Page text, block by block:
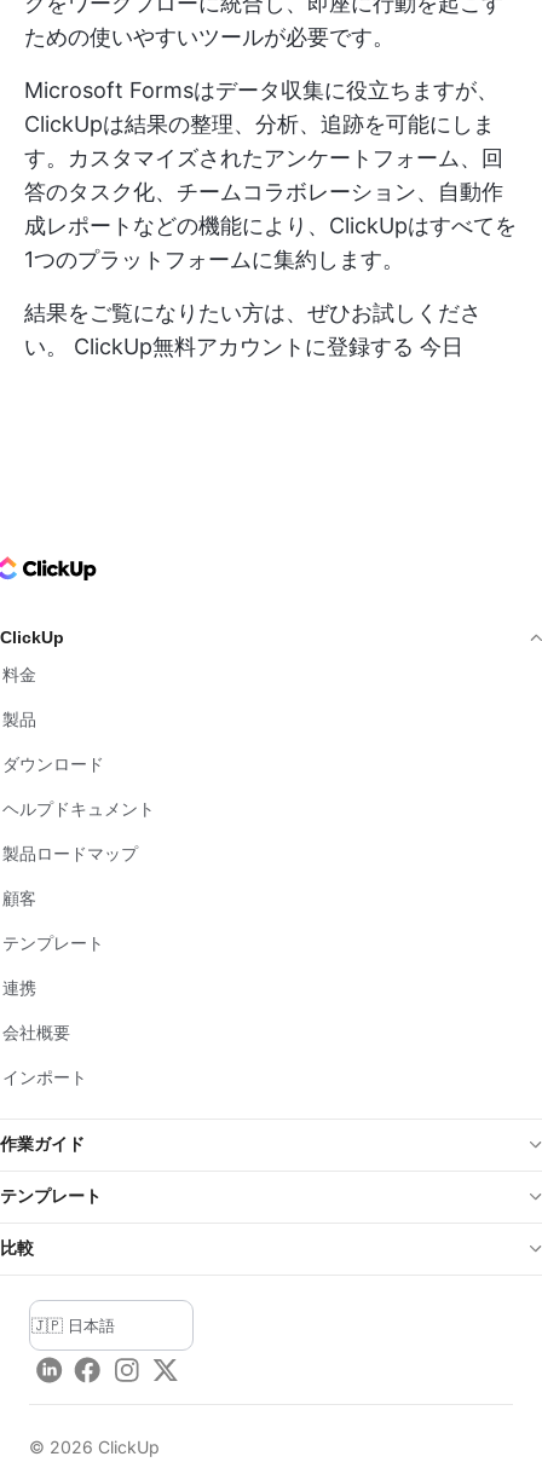
ための使いやすいツールが必要です。
Microsoft Formsはデータ収集に役立ちますが、
ClickUpは結果の整理、分析、追跡を可能にしま
す。カスタマイズされたアンケートフォーム、回
答のタスク化、チームコラボレーション、自動作
成レポートなどの機能により、ClickUpはすべてを
1つのプラットフォームに集約します。
結果をご覧になりたい方は、ぜひお試しくださ
い。 ClickUp無料アカウントに登録する 今日
Logo
ClickUp
料金
製品
ダウンロード
ヘルプドキュメント
製品ロードマップ
顧客
テンプレート
連携
会社概要
インポート
作業ガイド
テンプレート
比較
LinkedInFacebook
Instagram
Twitter
© 2026 ClickUp